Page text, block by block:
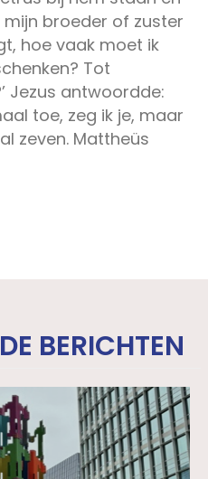
mijn broeder of zuster
hoe vaak moet ik
Tot
Jezus antwoordde:
toe, zeg ik je, maar
zeven. Mattheüs
BERICHTEN